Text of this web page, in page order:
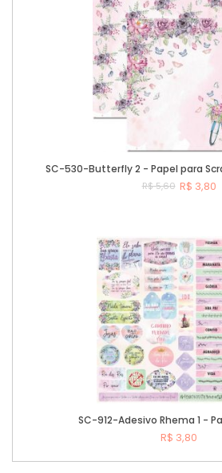
SC-530-Butterfly 2 - Papel para
R$ 5,60 R$ 3,80
SC-912-Adesivo Rhema 1 -
R$ 3,80